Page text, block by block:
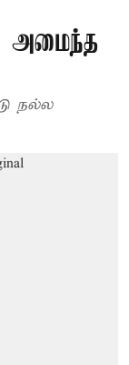
அமைந்த
நல்ல